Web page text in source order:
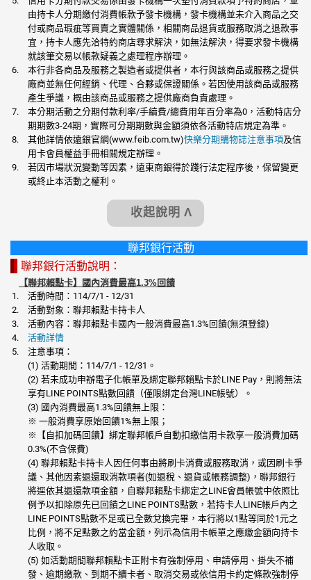
由持卡人分期繳付消費帳款予發卡機構，發卡機構並未介入商品之交
付或商品瑕疵等買賣之實體關係，相關商品退貨或服務取消之退款事
宜，持卡人應先洽特約商店尋求解決，如無法解決，得要求發卡機構
就該筆交易以帳款疑義之處理程序辦理。
本行非各商品及服務之製造者或提供者，本行與該商品或服務之提供
廠商並無任何經銷、代理、合夥或保證關係。若因使用該商品或服務
產生爭議，概由該商品或服務之提供廠商負責處理。
本分期活動之分期付款利率/手續費/總費用年百分率為0，活動特店分
期期數3-24期，實際可分期期數與金額須依各活動特店規定為準。
其他詳情依遠銀官網(www.feib.com.tw)快樂分期購物誌注意事項及信
用卡會員權益手冊相關規定辦理。
若因市場狀況變動等因素，遠東商銀得於踐行法定程序後，保留變更
或終止本活動之權利。
收起說明 Λ
聯邦銀行活動
聯邦銀行活動說明：
【聯邦賴點卡】國內消費最高1.3%回饋
活動時間：114/7/1 - 12/31
活動對象：聯邦賴點卡持卡人
活動內容：聯邦賴點卡國內一般消費最高1.3%回饋(無須登錄)
活動詳情
注意事項：
(1) 活動期間：114/7/1 - 12/31。
(2) 若未成功申辦電子化帳單及綁定聯邦賴點卡於LINE Pay，則將無法
享有LINE POINTS點數回饋（僅限綁定台灣LINE帳號）。
(3) 國內消費最高1.3%回饋無上限：
※ 一般消費享原始回饋1%無上限；
※【自扣加碼回饋】綁定聯邦帳戶自動扣繳信用卡款享一般消費加碼
0.3%(不含保費)
(4) 聯邦賴點卡持卡人因任何事由將刷卡消費或服務取消，或因刷卡爭
議、其他因素退還取消款項者(如退稅、退貨或帳務調整)，聯邦銀行
將逕依其退還款項金額，自聯邦賴點卡綁定之LINE會員帳號中依照比
例予以扣除原先已回饋之LINE POINTS點數，若持卡人LINE帳戶內之
LINE POINTS點數不足或已全數兌換完畢，本行將以1點等同於1元之
比例，將不足點數之約當金額，列示為信用卡帳單之應繳金額向持卡
人收取。
(5) 如活動期間聯邦賴點卡正附卡有強制停用、申請停用、掛失不補
發、逾期繳款、到期不續卡者、取消交易或依信用卡約定條款強制停